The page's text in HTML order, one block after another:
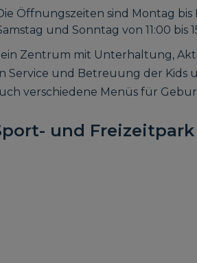
Öffnungszeiten sind Montag bis
und Sonntag von 11:00 bis
ein Zentrum mit Unterhaltung,
Service und Betreuung der Kids
verschiedene Menüs für
und Freizeitpark